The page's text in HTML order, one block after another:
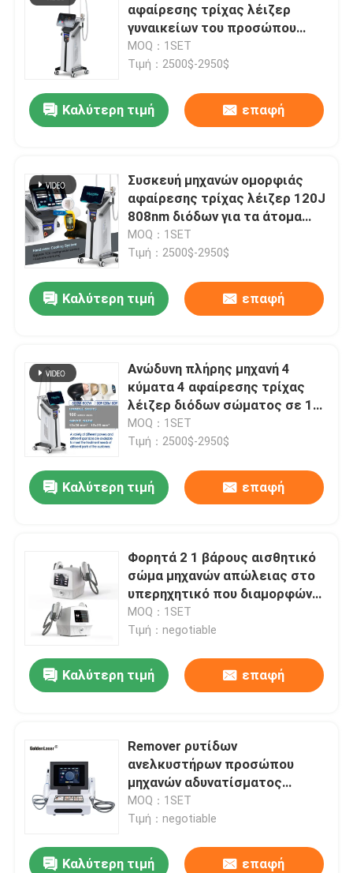
αφαίρεσης τρίχας λέιζερ
γυναικείων του προσώπου
808nm διόδων
MOQ：1SET
Τιμή：2500$-2950$
Καλύτερη τιμή επαφή
Συσκευή μηχανών ομορφιάς
αφαίρεσης τρίχας λέιζερ 120J
808nm διόδων για τα άτομα
1Hz
MOQ：1SET
Τιμή：2500$-2950$
Καλύτερη τιμή επαφή
Ανώδυνη πλήρης μηχανή 4
κύματα 4 αφαίρεσης τρίχας
λέιζερ διόδων σώματος σε 1
2000W
MOQ：1SET
Τιμή：2500$-2950$
Καλύτερη τιμή επαφή
Φορητά 2 1 βάρους αισθητικό
σώμα μηχανών απώλειας στο
υπερηχητικό που διαμορφώνει
τη μηχανή αδυνατίσματος
MOQ：1SET
Τιμή：negotiable
Καλύτερη τιμή επαφή
Remover ρυτίδων
ανελκυστήρων προσώπου
μηχανών αδυνατίσματος
σαλονιών 60Hz HIFU ομορφιάς
MOQ：1SET
Τιμή：negotiable
Καλύτερη τιμή επαφή